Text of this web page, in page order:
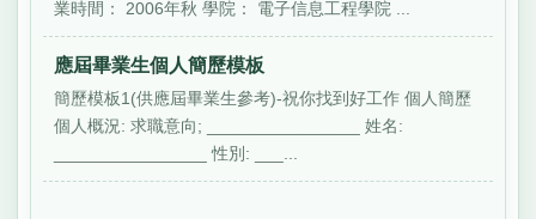
業時間： 2006年秋 學院： 電子信息工程學院 ...
應屆畢業生個人簡歷模板
簡歷模板1(供應屆畢業生參考)-祝你找到好工作 個人簡歷
個人概況: 求職意向; ________________ 姓名:
________________ 性別: ___...